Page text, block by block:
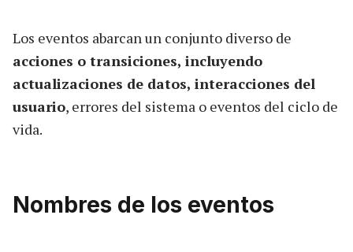
Los eventos abarcan un conjunto diverso de
acciones o transiciones, incluyendo
actualizaciones de datos, interacciones del
usuario, errores del sistema o eventos del ciclo de
vida.
Nombres de los eventos